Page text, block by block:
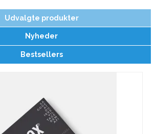
Udvalgte produkter
Nyheder
Bestsellers